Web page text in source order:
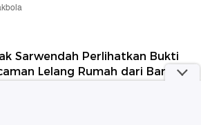
Sarwendah Perlihatkan Bukti
Lelang Rumah dari Bank